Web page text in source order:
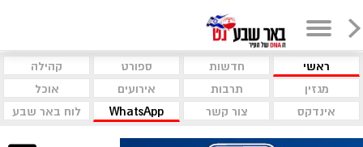
ראשי חדשות ספורט
קהילה
מגזין
תרבות אירועים
אוכל
אינדקס
צור קשר WhatsApp לוח באר שבע